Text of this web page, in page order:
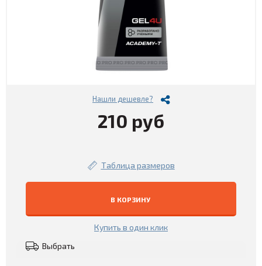
Нашли дешевле?
210 руб
Таблица размеров
В КОРЗИНУ
Купить в один клик
Выбрать